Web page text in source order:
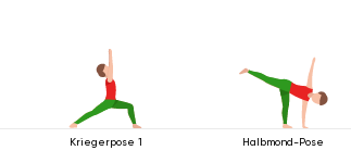
Kriegerpose 1 Halbmond-Pose